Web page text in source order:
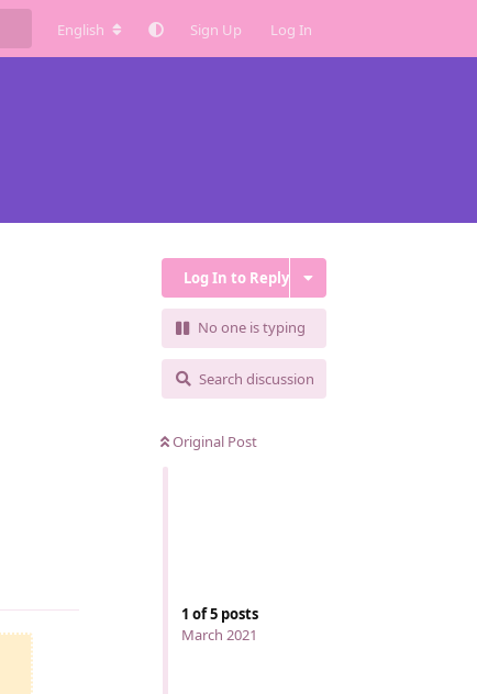
English Sign Up Log In
Log In to Reply
No one is typing
Search discussion
Original Post
1 of5 posts
March 2021